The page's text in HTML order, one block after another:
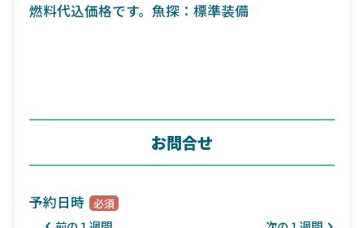
燃料代込価格です。魚探：標準装備
お問合せ
予約日時